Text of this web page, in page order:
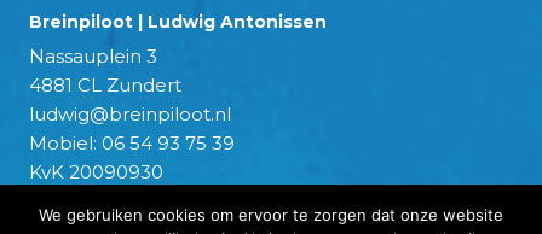
Breinpiloot | Ludwig Antonissen
Nassauplein 3
4881 CL Zundert
ludwig@breinpiloot.nl
Mobiel: 06 54 93 75 39
KvK 20090930
We gebruiken cookies om ervoor te zorgen dat onze website